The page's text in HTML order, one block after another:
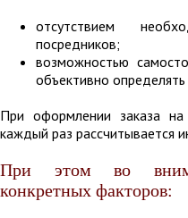
отсутствием
посредников;
возможностью
объективно
При оформлении заказа
каждый раз рассчитывается
При этом во
конкретных факторов: